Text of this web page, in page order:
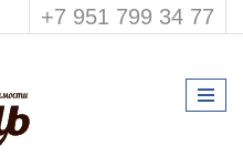
+7 951 799 34 77